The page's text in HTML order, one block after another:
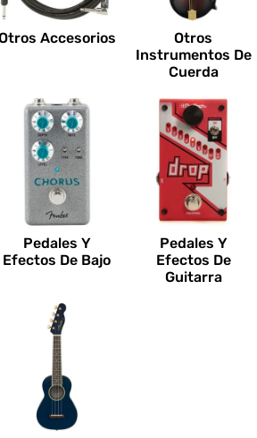
Accesorios
Otros
Instrumentos De
Cuerda
Pedales Y
Efectos De Bajo
Pedales Y
Efectos De
Guitarra